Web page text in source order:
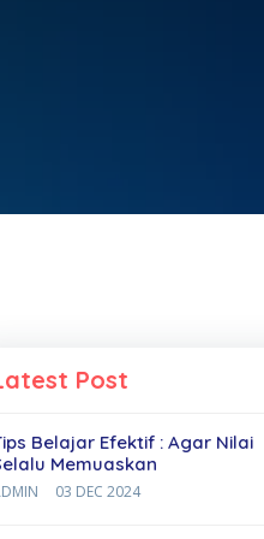
Post
Belajar Efektif : Agar Nilai
Memuaskan
03 DEC 2024